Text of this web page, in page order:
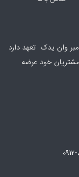
وان یدک تعهد دارد
خود عرضه